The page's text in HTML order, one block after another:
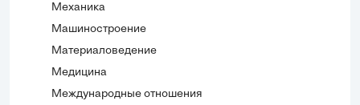
Механика
Машиностроение
Материаловедение
Медицина
Международные отношения